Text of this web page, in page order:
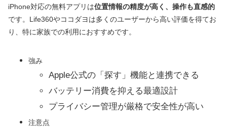
iPhone対応の無料アプリは位置情報の精度が高く、操作も直感的
です。Life360やココダヨは多くのユーザーから高い評価を得てお
り、特に家族での利用におすすめです。
強み
Apple公式の「探す」機能と連携できる
バッテリー消費を抑える最適設計
プライバシー管理が厳格で安全性が高い
注意点